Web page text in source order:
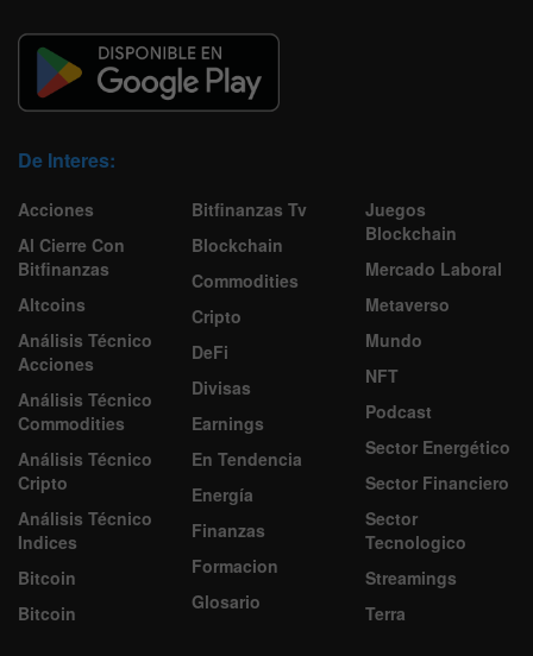
De Interes:
Acciones
Al Cierre Con
Bitfinanzas
Altcoins
Análisis Técnico
Acciones
Análisis Técnico
Commodities
Análisis Técnico
Cripto
Análisis Técnico
Indices
Bitcoin
Bitcoin
Bitfinanzas Tv
Blockchain
Commodities
Cripto
DeFi
Divisas
Earnings
En Tendencia
Energía
Finanzas
Formacion
Glosario
Juegos
Blockchain
Mercado Laboral
Metaverso
Mundo
NFT
Podcast
Sector Energético
Sector Financiero
Sector
Tecnologico
Streamings
Terra